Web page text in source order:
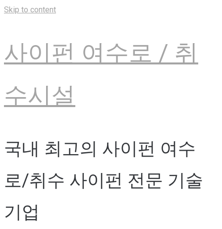
Skip to content
사이펀 여수로 / 취
수시설
국내 최고의 사이펀 여수
로/취수 사이펀 전문 기술
기업